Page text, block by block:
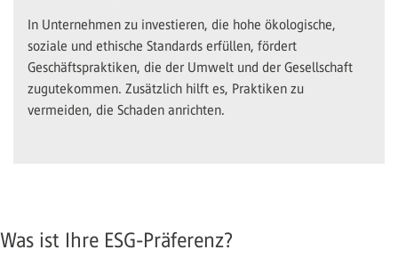
In Unternehmen zu investieren, die hohe ökologische,
soziale und ethische Standards erfüllen, fördert
Geschäftspraktiken, die der Umwelt und der Gesellschaft
zugutekommen. Zusätzlich hilft es, Praktiken zu
vermeiden, die Schaden anrichten.
Was ist Ihre ESG-Präferenz?